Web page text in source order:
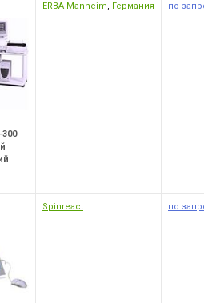
ERBA Manheim, Германия по
Spinreact по